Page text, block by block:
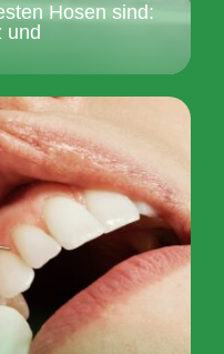
Hosen sind:
und